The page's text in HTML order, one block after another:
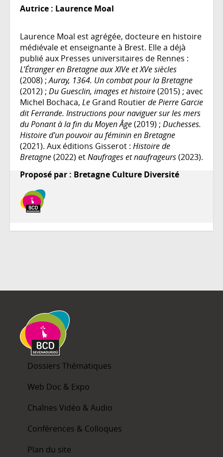
Autrice : Laurence Moal
Laurence Moal est agrégée, docteure en histoire
médiévale et enseignante à Brest. Elle a déjà
publié aux Presses universitaires de Rennes :
L’Étranger en Bretagne aux XIVe et XVe siècles
(2008) ;Auray, 1364. Un combat pour la Bretagne
(2012) ; Du Guesclin, images et histoire(2015) ; avec
Michel Bochaca, Le Grand Routierde Pierre Garcie
dit Ferrande. Instructions pour naviguer sur les mers
du Ponant à la fin du Moyen Âge(2019) ; Duchesses.
Histoire d'un pouvoir au féminin en Bretagne
(2021). Aux éditions Gisserot : Histoire de
Bretagne(2022) etNaufrages et naufrageurs(2023).
Proposé par : Bretagne Culture Diversité
Dossiers Thématiques
Web Doc & Expo
Chaînes Vidéo & Audio
Conférences & Colloques
Plan du site